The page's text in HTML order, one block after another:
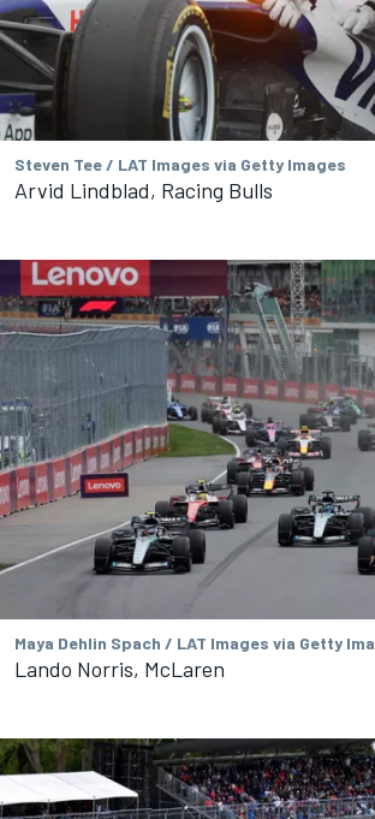
Steven Tee / LAT Images via Getty Images
Arvid Lindblad, Racing Bulls
Maya Dehlin Spach / LAT Images via Getty
Lando Norris, McLaren